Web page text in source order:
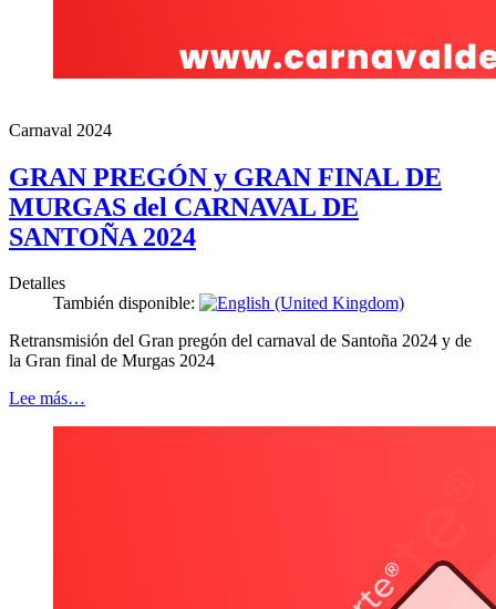
Carnaval 2024
GRAN PREGÓN y GRAN FINAL DE
MURGAS del CARNAVAL DE
SANTOÑA 2024
Detalles
También disponible:
Retransmisión del Gran pregón del carnaval de Santoña 2024 y de
la Gran final de Murgas 2024
Lee más…